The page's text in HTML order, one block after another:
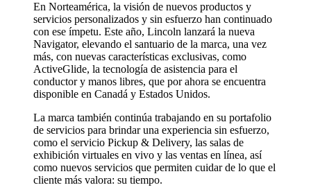
En Norteamérica, la visión de nuevos productos y
servicios personalizados y sin esfuerzo han continuado
con ese ímpetu. Este año, Lincoln lanzará la nueva
Navigator, elevando el santuario de la marca, una vez
más, con nuevas características exclusivas, como
ActiveGlide, la tecnología de asistencia para el
conductor y manos libres, que por ahora se encuentra
disponible en Canadá y Estados Unidos.
La marca también continúa trabajando en su portafolio
de servicios para brindar una experiencia sin esfuerzo,
como el servicio Pickup & Delivery, las salas de
exhibición virtuales en vivo y las ventas en línea, así
como nuevos servicios que permiten cuidar de lo que el
cliente más valora: su tiempo.